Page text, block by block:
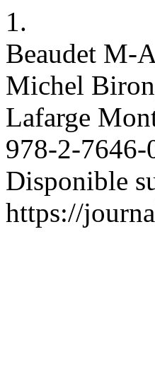
1.
Beaudet M-
Michel
Lafarge
978-2-
Disponible
https://